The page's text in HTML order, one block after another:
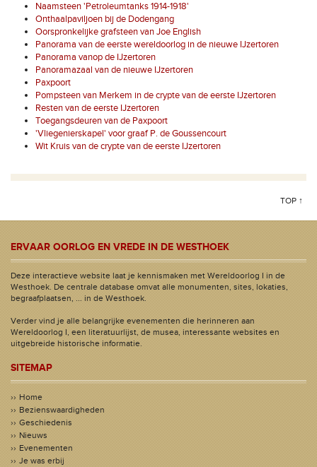
Naamsteen 'Petroleumtanks 1914-1918'
Onthaalpaviljoen bij de Dodengang
Oorspronkelijke grafsteen van Joe English
Panorama van de eerste wereldoorlog in de nieuwe IJzertoren
Panorama vanop de IJzertoren
Panoramazaal van de nieuwe IJzertoren
Paxpoort
Pompsteen van Merkem in de crypte van de eerste IJzertoren
Resten van de eerste IJzertoren
Toegangsdeuren van de Paxpoort
'Vliegenierskapel' voor graaf P. de Goussencourt
Wit Kruis van de crypte van de eerste IJzertoren
TOP ↑
ERVAAR OORLOG EN VREDE IN DE WESTHOEK
Deze interactieve website laat je kennismaken met Wereldoorlog I in de
Westhoek. De centrale database omvat alle monumenten, sites, lokaties,
begraafplaatsen, ... in de Westhoek.
Verder vind je alle belangrijke evenementen die herinneren aan
Wereldoorlog I, een literatuurlijst, de musea, interessante websites en
uitgebreide historische informatie.
SITEMAP
Home
Bezienswaardigheden
Geschiedenis
Nieuws
Evenementen
Je was erbij